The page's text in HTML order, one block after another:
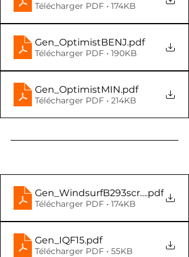
Télécharger PDF • 174KB
Gen_OptimistBENJ.pdf
Télécharger PDF • 190KB
Gen_OptimistMIN.pdf
Télécharger PDF • 214KB
Gen_WindsurfB293scratch
.pdf
Télécharger PDF • 174KB
Gen_IQF15.pdf
Télécharger PDF • 55KB